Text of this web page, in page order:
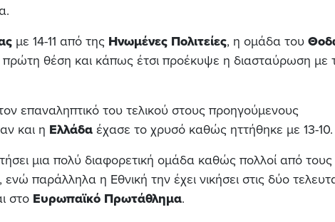
με 14-11 από της Ηνωμένες Πολιτείες, η ομάδα του
πρώτη θέση και κάπως έτσι προέκυψε η διασταύρωση με
επαναληπτικό του τελικού στους προηγούμενους
και η Ελλάδα έχασε το χρυσό καθώς ηττήθηκε με 13-10.
μια πολύ διαφορετική ομάδα καθώς πολλοί από τους
παράλληλα η Εθνική την έχει νικήσει στις δύο
στο Ευρωπαϊκό Πρωτάθλημα.